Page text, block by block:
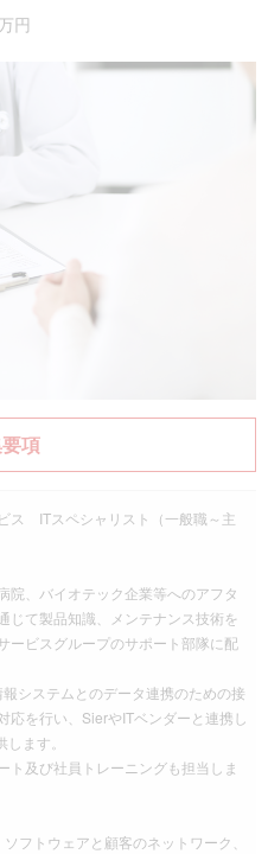
円
項
ス ITスペシャリスト（一般職～主
院、バイオテック企業等へのアフタ
じて製品知識、メンテナンス技術を
ービスグループのサポート部隊に配
システムとのデータ連携のための接
応を行い、SierやITベンダーと連携し
ます。
ト及び社員トレーニングも担当しま
フトウェアと顧客のネットワーク、